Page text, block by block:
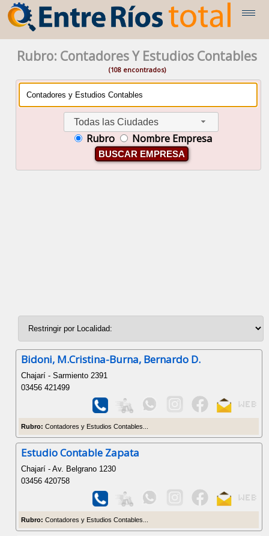
Rubro: Contadores Y Estudios Contables
(108 encontrados)
Todas las Ciudades
Rubro Nombre Empresa
BUSCAR EMPRESA
Bidoni, M.Cristina-Burna, Bernardo D.
Chajarí - Sarmiento 2391
03456 421499
Rubro: Contadores y Estudios Contables...
Estudio Contable Zapata
Chajarí - Av. Belgrano 1230
03456 420758
Rubro: Contadores y Estudios Contables...